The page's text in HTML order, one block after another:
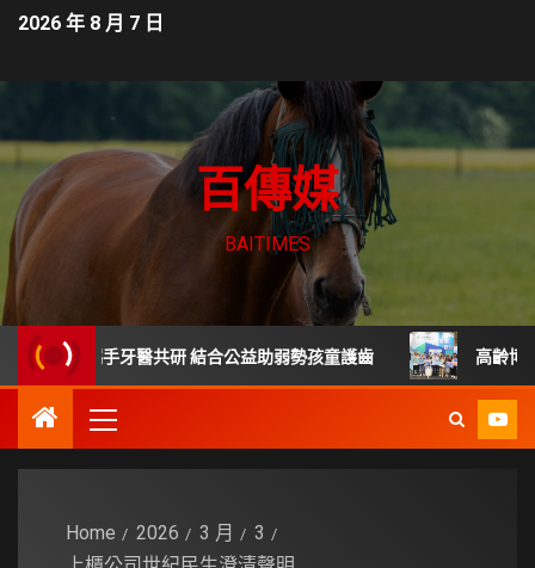
2026 年 8 月 7 日
百傳媒
BAITIMES
」攜手牙醫共研 結合公益助弱勢孩童護齒 高齡博覽會新
Home 2026 3 月
3